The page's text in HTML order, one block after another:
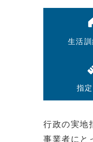
生活
指
行政の実地
事業者にと